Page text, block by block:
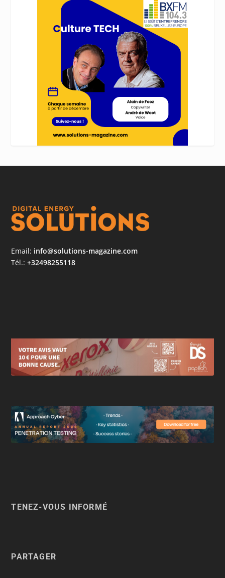
Email: info@solutions-magazine.com
Tél.:+32498255118
TENEZ-VOUS INFORMÉ
PARTAGER